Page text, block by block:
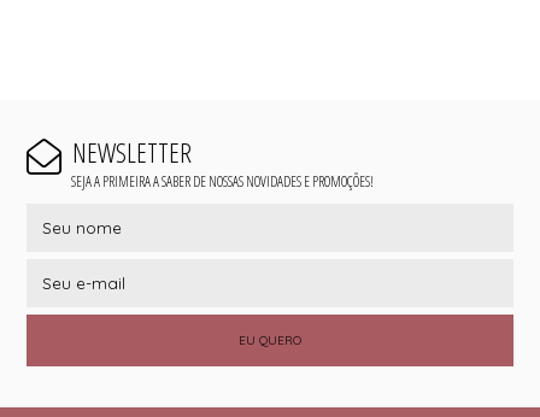
NEWSLETTER
SEJA A PRIMEIRA A SABER DE NOSSAS NOVIDADES E PROMOÇÕES!
EU QUERO